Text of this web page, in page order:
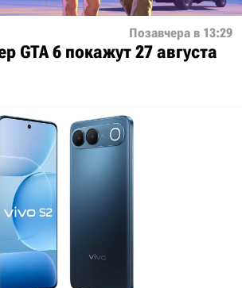
Позавчера в 13:29
GTA 6 покажут 27 августа